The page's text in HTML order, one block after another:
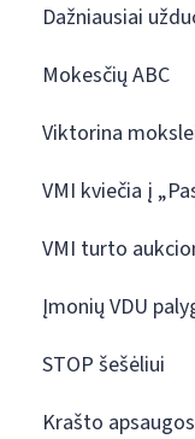
Dažniausiai
Mokesčių ABC
Viktorina
VMI kviečia į
VMI turto
Įmonių VDU
STOP šešėliui
Krašto